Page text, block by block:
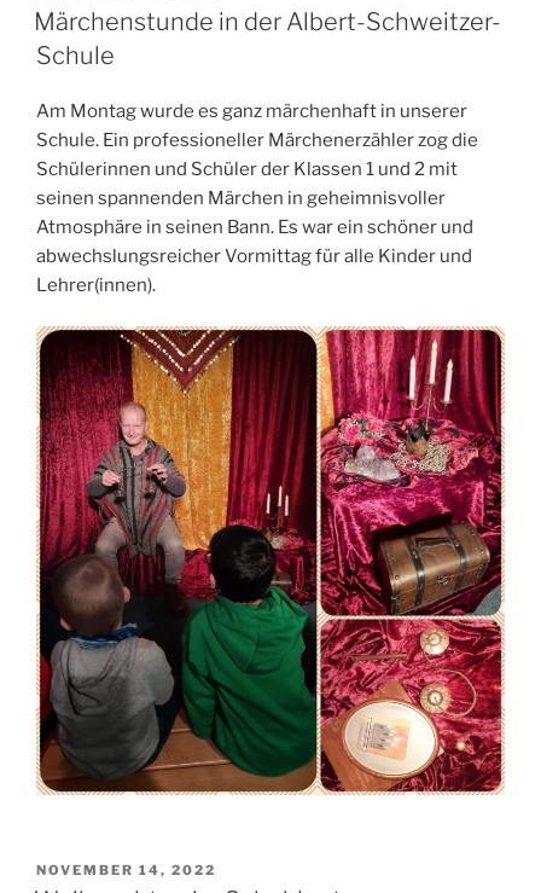
AM
Märchenstunde in der Albert-Schweitzer-
Schule
Am Montag wurde es ganz märchenhaft in unserer
Schule. Ein professioneller Märchenerzähler zog die
Schülerinnen und Schüler der Klassen 1 und 2 mit
seinen spannenden Märchen in geheimnisvoller
Atmosphäre in seinen Bann. Es war ein schöner und
abwechslungsreicher Vormittag für alle Kinder und
Lehrer(innen).
VERÖFFENTLICHT
NOVEMBER 14, 2022